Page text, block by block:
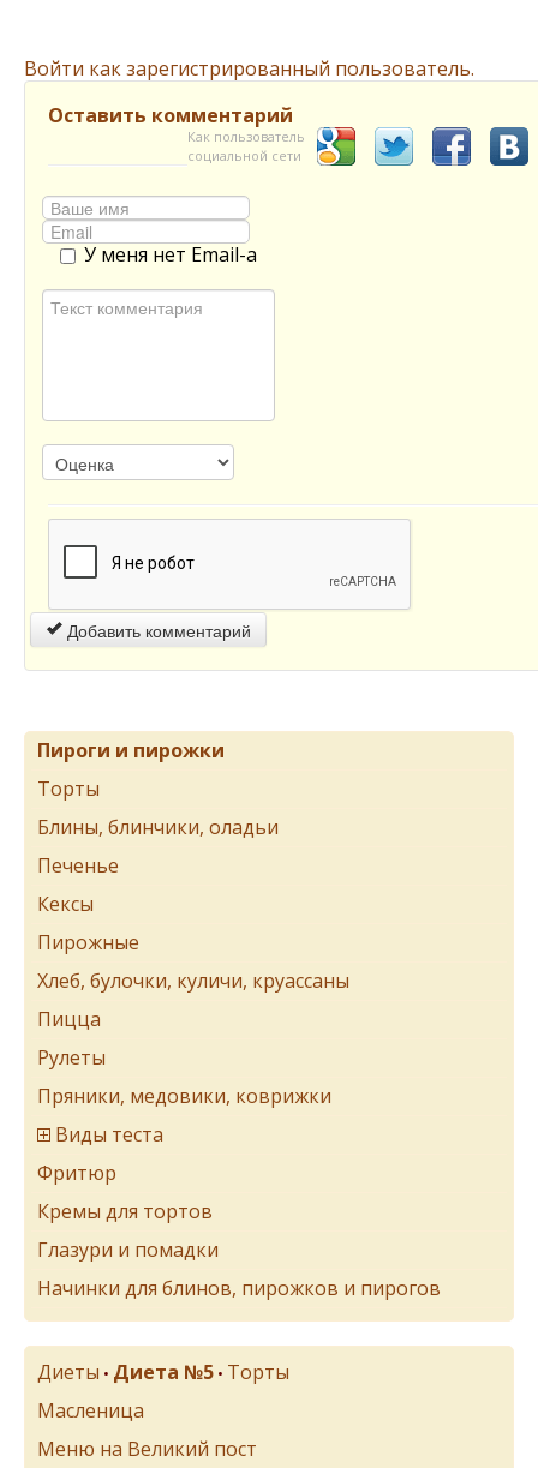
Войти как зарегистрированный пользователь.
Оставить комментарий
Как пользователь
социальной сети
У меня нет Email-а
Добавить комментарий
Пироги и пирожки
Торты
Блины, блинчики, оладьи
Печенье
Кексы
Пирожные
Хлеб, булочки, куличи, круассаны
Пицца
Рулеты
Пряники, медовики, коврижки
Виды теста
Фритюр
Кремы для тортов
Глазури и помадки
Начинки для блинов, пирожков и пирогов
Диеты • Диета №5 • Торты
Масленица
Меню на Великий пост